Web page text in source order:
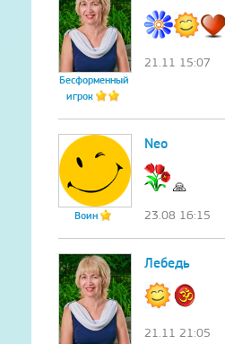
Бесформенный
игрок
21.11 15:07
Воин
Neo
🙏
23.08 16:15
Лебедь
21.11 21:05